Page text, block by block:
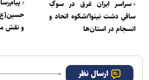
سراسر ایران غرق در سوگِ
ساقیِ دشت نینوا/شکوه اتحاد و
انسجام در استان‌ها
و نقش
ارسال نظر